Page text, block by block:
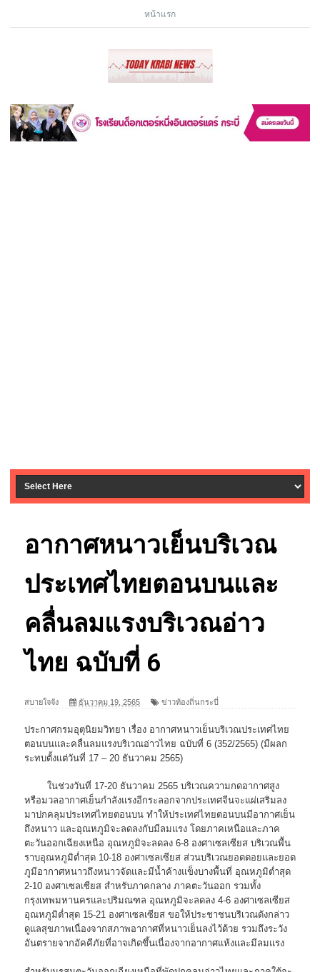
หน้าแรก
อากาศหนาวเย็นบริเวณ
ประเทศไทยตอนบนและ
คลื่นลมแรงบริเวณอ่าว
ไทย ฉบับที่ 6
สบายใจจัง ธันวาคม 19, 2565 ข่าวท้องถิ่นกระบี่
ประกาศกรมอุตุนิยมวิทยา เรื่อง อากาศหนาวเย็นบริเวณประเทศไทย
ตอนบนและคลื่นลมแรงบริเวณอ่าวไทย ฉบับที่ 6 (352/2565) (มีผลก
ระทบตั้งแต่วันที่ 17 – 20 ธันวาคม 2565)
ในช่วงวันที่ 17-20 ธันวาคม 2565 บริเวณความกดอากาศสูง
หรือมวลอากาศเย็นกำลังแรงอีกระลอกจากประเทศจีนจะแผ่เสริมลง
มาปกคลุมประเทศไทยตอนบน ทำให้ประเทศไทยตอนบนมีอากาศเย็น
ถึงหนาว และอุณหภูมิจะลดลงกับมีลมแรง โดยภาคเหนือและภาค
ตะวันออกเฉียงเหนือ อุณหภูมิจะลดลง 6-8 องศาเซลเซียส บริเวณพื้น
ราบอุณหภูมิต่ำสุด 10-18 องศาเซลเซียส ส่วนบริเวณยอดดอยและยอด
ภูมีอากาศหนาวถึงหนาวจัดและมีน้ำค้างแข็งบางพื้นที่ อุณหภูมิต่ำสุด
2-10 องศาเซลเซียส สำหรับภาคกลาง ภาคตะวันออก รวมทั้ง
กรุงเทพมหานครและปริมณฑล อุณหภูมิจะลดลง 4-6 องศาเซลเซียส
อุณหภูมิต่ำสุด 15-21 องศาเซลเซียส ขอให้ประชาชนบริเวณดังกล่าว
ดูแลสุขภาพเนื่องจากสภาพอากาศที่หนาวเย็นลงไว้ด้วย รวมถึงระวัง
อันตรายจากอัคคีภัยที่อาจเกิดขึ้นเนื่องจากอากาศแห้งและมีลมแรง